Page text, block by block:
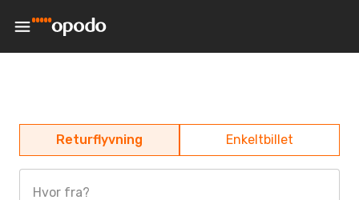
Returflyvning Enkeltbillet
Hvor fra?